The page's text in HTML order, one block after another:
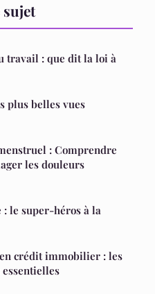
travail : que dit la loi à
plus belles vues
: Comprendre
les douleurs
: le super-héros à la
crédit immobilier : les
essentielles